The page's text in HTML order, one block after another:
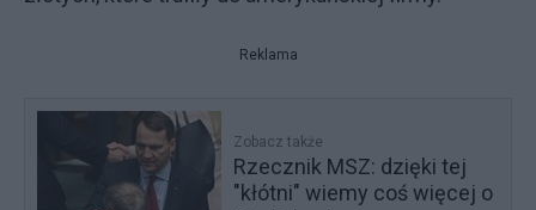
Reklama
Zobacz także
Rzecznik MSZ: dzięki tej
"kłótni" wiemy coś więcej o